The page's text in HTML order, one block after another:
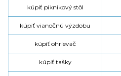
kúpiť piknikový stôl
kúpiť vianočnú výzdobu
kúpiť ohrievač
kúpiť tašky